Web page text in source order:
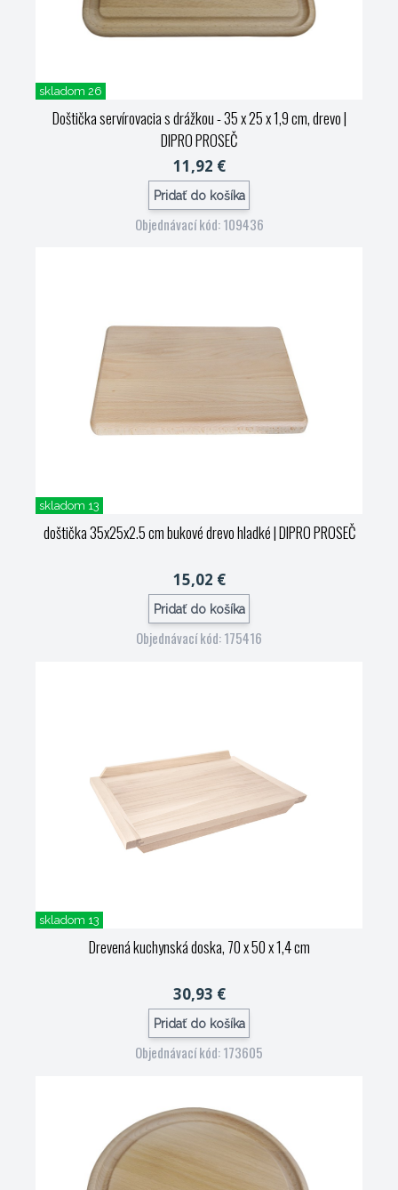
skladom 26
Doštička servírovacia s drážkou - 35 x 25 x 1,9 cm, drevo|
DIPRO PROSEČ
11,92 €
Pridať do košíka
Objednávací kód: 109436
skladom 13
doštička 35x25x2.5 cm bukové drevo hladké| DIPRO PROSEČ
15,02 €
Pridať do košíka
Objednávací kód: 175416
skladom 13
Drevená kuchynská doska, 70 x 50 x 1,4 cm
30,93 €
Pridať do košíka
Objednávací kód: 173605